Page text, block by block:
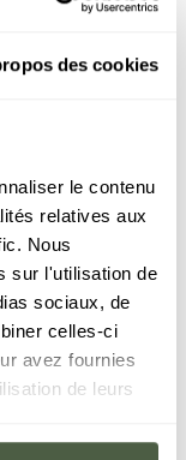
des cookies
le contenu
relatives aux
Nous
sur l'utilisation de
sociaux, de
celles-ci
avez fournies
de leurs